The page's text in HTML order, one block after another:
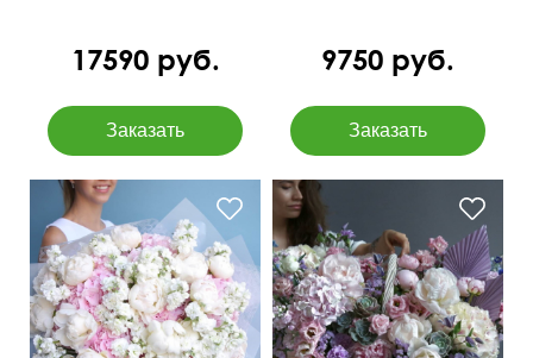
17590 руб. 9750 руб.
Твидии, статица,
суккуленты, матиолы,
клематисы, папоротник и
др.